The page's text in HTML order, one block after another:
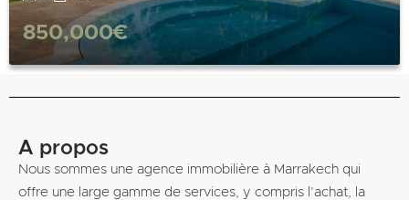
850,000€
A propos
Nous sommes une agence immobilière à Marrakech qui
offre une large gamme de services, y compris l’achat, la